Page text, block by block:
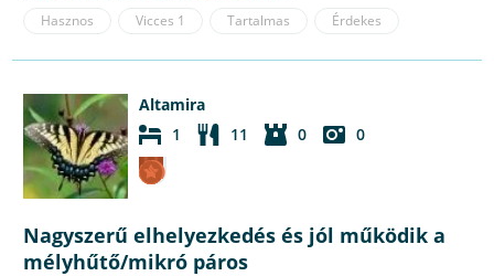
Hasznos Vicces 1 Tartalmas Érdekes
Altamira
1
11 0 0
Nagyszerű elhelyezkedés és jól működik a
mélyhűtő/mikró páros